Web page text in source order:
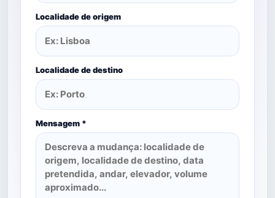
Localidade de origem
Localidade de destino
Mensagem *